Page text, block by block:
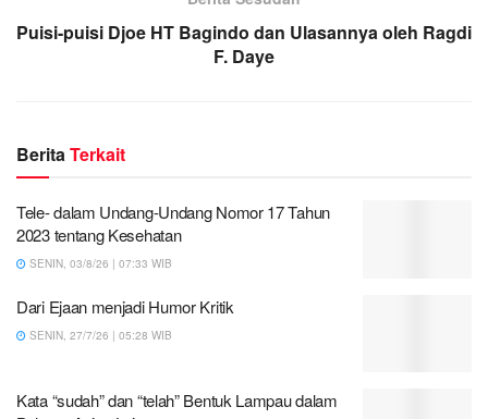
Puisi-puisi Djoe HT Bagindo dan Ulasannya oleh Ragdi
F. Daye
BeritaTerkait
Tele- dalam Undang-Undang Nomor 17 Tahun
2023 tentang Kesehatan
SENIN, 03/8/26 | 07:33 WIB
Dari Ejaan menjadi Humor Kritik
SENIN, 27/7/26 | 05:28 WIB
Kata “sudah” dan “telah” Bentuk Lampau dalam